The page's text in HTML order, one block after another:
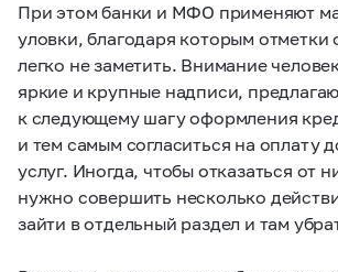
При этом банки и МФО применяют
уловки, благодаря которым отметки
легко не заметить. Внимание
яркие и крупные надписи,
к следующему шагу оформления
и тем самым согласиться на оплату
услуг. Иногда, чтобы отказаться от
нужно совершить несколько
зайти в отдельный раздел и там